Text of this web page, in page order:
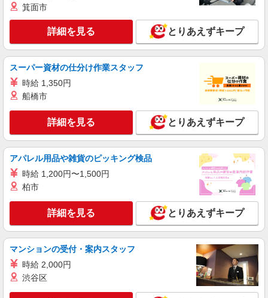
ソフトバンクショップの携帯販売スタッフ
月給 216,000円 〜 316,000円 固定残業代:
11,000円 〜 11,000円（7時間相当） ＊時間外手当
は時間外労働の有無にかかわらず、固定残業代と
して支給し、相当時間を超える時間外労働分は法
定どおり追加で支給します。 試用期間あり 3ヶ月
※経験・能力による 【試用期間】月給 206311 円
■ソフトバンク半田亀崎店 愛知県 半田市 新居
町5丁目 111番地
キープ 詳細を見る
正社員
ソフトバンク半田店
ソフトバンクショップの携帯販売スタッフ
月給 216,000円 〜 316,000円 固定残業代:
11,000円 〜 11,000円（7時間相当） ＊時間外手当
は時間外労働の有無にかかわらず、固定残業代と
して支給し、相当時間を超える時間外労働分は法
定どおり追加で支給します。 試用期間あり 3ヶ月
※経験・能力による 【試用期間】月給 206311 円
〜 316000 円
■ソフトバンク半田店 愛知県 半田市 星崎町3
キープ 詳細を見る
ソフトバンク販売契約社員【半田市エリア】
家電量販店内の携帯販売スタッフ
月給 271,340円 〜 271,340円 試用期間なし ※
経験・能力による 【試用期間】時給 0 円 〜 0 円
箕面市
詳細を見る とりあえずキープ
スーパー資材の仕分け作業スタッフ
時給 1,350円
船橋市
詳細を見る とりあえずキープ
アパレル用品や雑貨のピッキング検品
時給 1,200円〜1,500円
柏市
詳細を見る とりあえずキープ
マンションの受付・案内スタッフ
時給 2,000円
渋谷区